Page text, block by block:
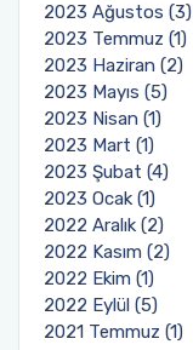
2023 Ağustos (3)
2023 Temmuz (1)
2023 Haziran (2)
2023 Mayıs (5)
2023 Nisan (1)
2023 Mart (1)
2023 Şubat (4)
2023 Ocak (1)
2022 Aralık (2)
2022 Kasım (2)
2022 Ekim (1)
2022 Eylül (5)
2021 Temmuz (1)